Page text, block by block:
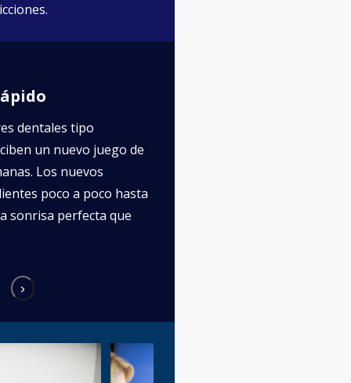
dentales tipo
un nuevo juego de
Los nuevos
poco a poco hasta
sonrisa perfecta que
›